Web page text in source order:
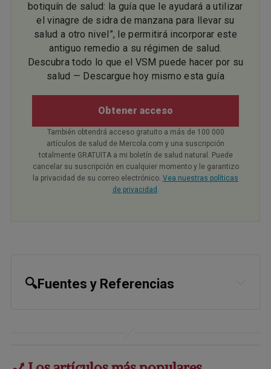
botiquín de salud: la guía que le ayudará a utilizar
el vinagre de sidra de manzana para llevar su
salud a otro nivel”, le permitirá incorporar este
antiguo remedio a su régimen de salud.
Descubra todo lo que el VSM puede hacer por su
salud — Descargue hoy mismo esta guía
Obtener acceso
También obtendrá acceso gratuito a más de 100 000
artículos de salud de Mercola.com y una suscripción
totalmente GRATUITA a mi boletín de salud natural. Puede
cancelar su suscripción en cualquier momento y le garantizo
la privacidad de su correo electrónico. Vea nuestras políticas
de privacidad .
🔍Fuentes y Referencias